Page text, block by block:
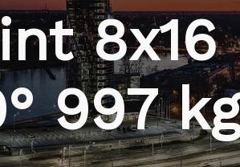
8x16
997